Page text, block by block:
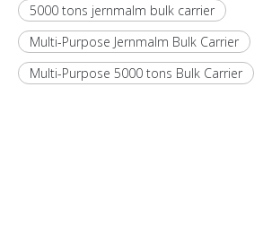
5000 tons jernmalm bulk carrier
Multi-Purpose Jernmalm Bulk Carrier
Multi-Purpose 5000 tons Bulk Carrier